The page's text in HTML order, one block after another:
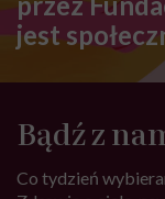
jest
Bądź z
Co tydzień